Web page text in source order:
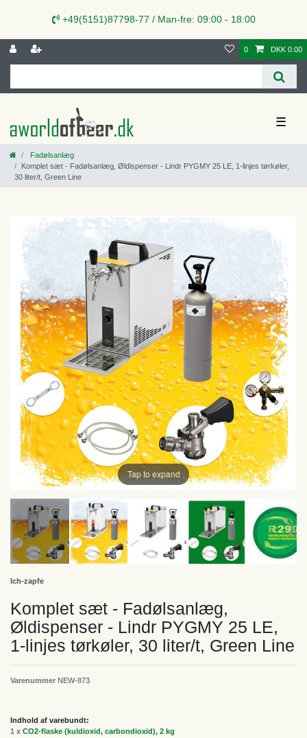
+49(5151)87798-77 / Man-fre: 09:00 - 18:00
0 DKK 0.00
☰
Fadølsanlæg
Komplet sæt - Fadølsanlæg, Øldispenser - Lindr PYGMY 25 LE, 1-linjes tørkøler,
30 liter/t, Green Line
Tap to expand
Ich-zapfe
Komplet sæt - Fadølsanlæg,
Øldispenser - Lindr PYGMY 25 LE,
1-linjes tørkøler, 30 liter/t, Green Line
Varenummer NEW-873
Indhold af varebundt:
1 x CO2-flaske (kuldioxid, carbondioxid), 2 kg